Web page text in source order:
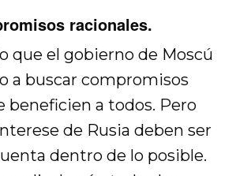
racionales.
que el gobierno de Moscú
a buscar compromisos
beneficien a todos. Pero
de Rusia deben ser
dentro de lo posible.